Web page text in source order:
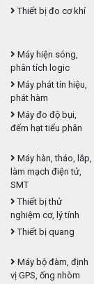
Thiết bị đo cơ khí
Máy hiện sóng,
phân tích logic
Máy phát tín hiệu,
phát hàm
Máy đo độ bụi,
đếm hạt tiểu phân
Máy hàn, tháo, lắp,
làm mạch điện tử,
SMT
Thiết bị thử
nghiệm cơ, lý tính
Thiết bị quang
Máy bộ đàm, định
vị GPS, ống nhòm